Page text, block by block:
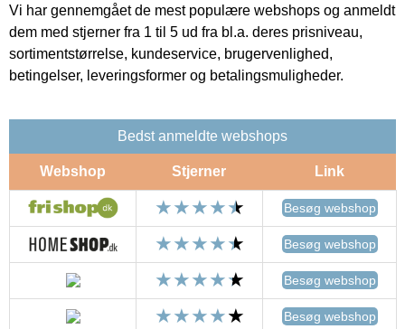
Vi har gennemgået de mest populære webshops og anmeldt
dem med stjerner fra 1 til 5 ud fra bl.a. deres prisniveau,
sortimentstørrelse, kundeservice, brugervenlighed,
betingelser, leveringsformer og betalingsmuligheder.
Bedst anmeldte webshops
Webshop Stjerner Link
Besøg webshop
Besøg webshop
Besøg webshop
Besøg webshop